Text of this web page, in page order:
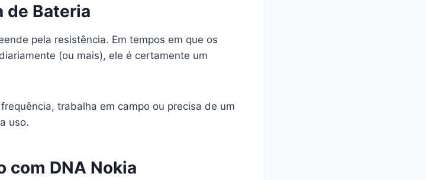
de Bateria
pela resistência. Em tempos em que os
(ou mais), ele é certamente um
trabalha em campo ou precisa de um
uso.
com DNA Nokia